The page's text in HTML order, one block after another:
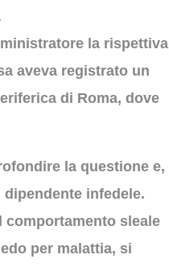
la rispettiva
aveva registrato un
di Roma, dove
la questione e,
infedele.
sleale
per malattia, si